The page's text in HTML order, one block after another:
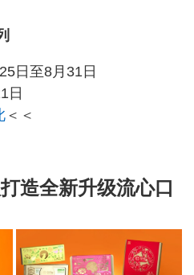
日至8月31日
日
＜＜
造全新升级流心口